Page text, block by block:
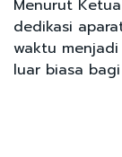
Menurut
dedikasi
waktu
luar biasa